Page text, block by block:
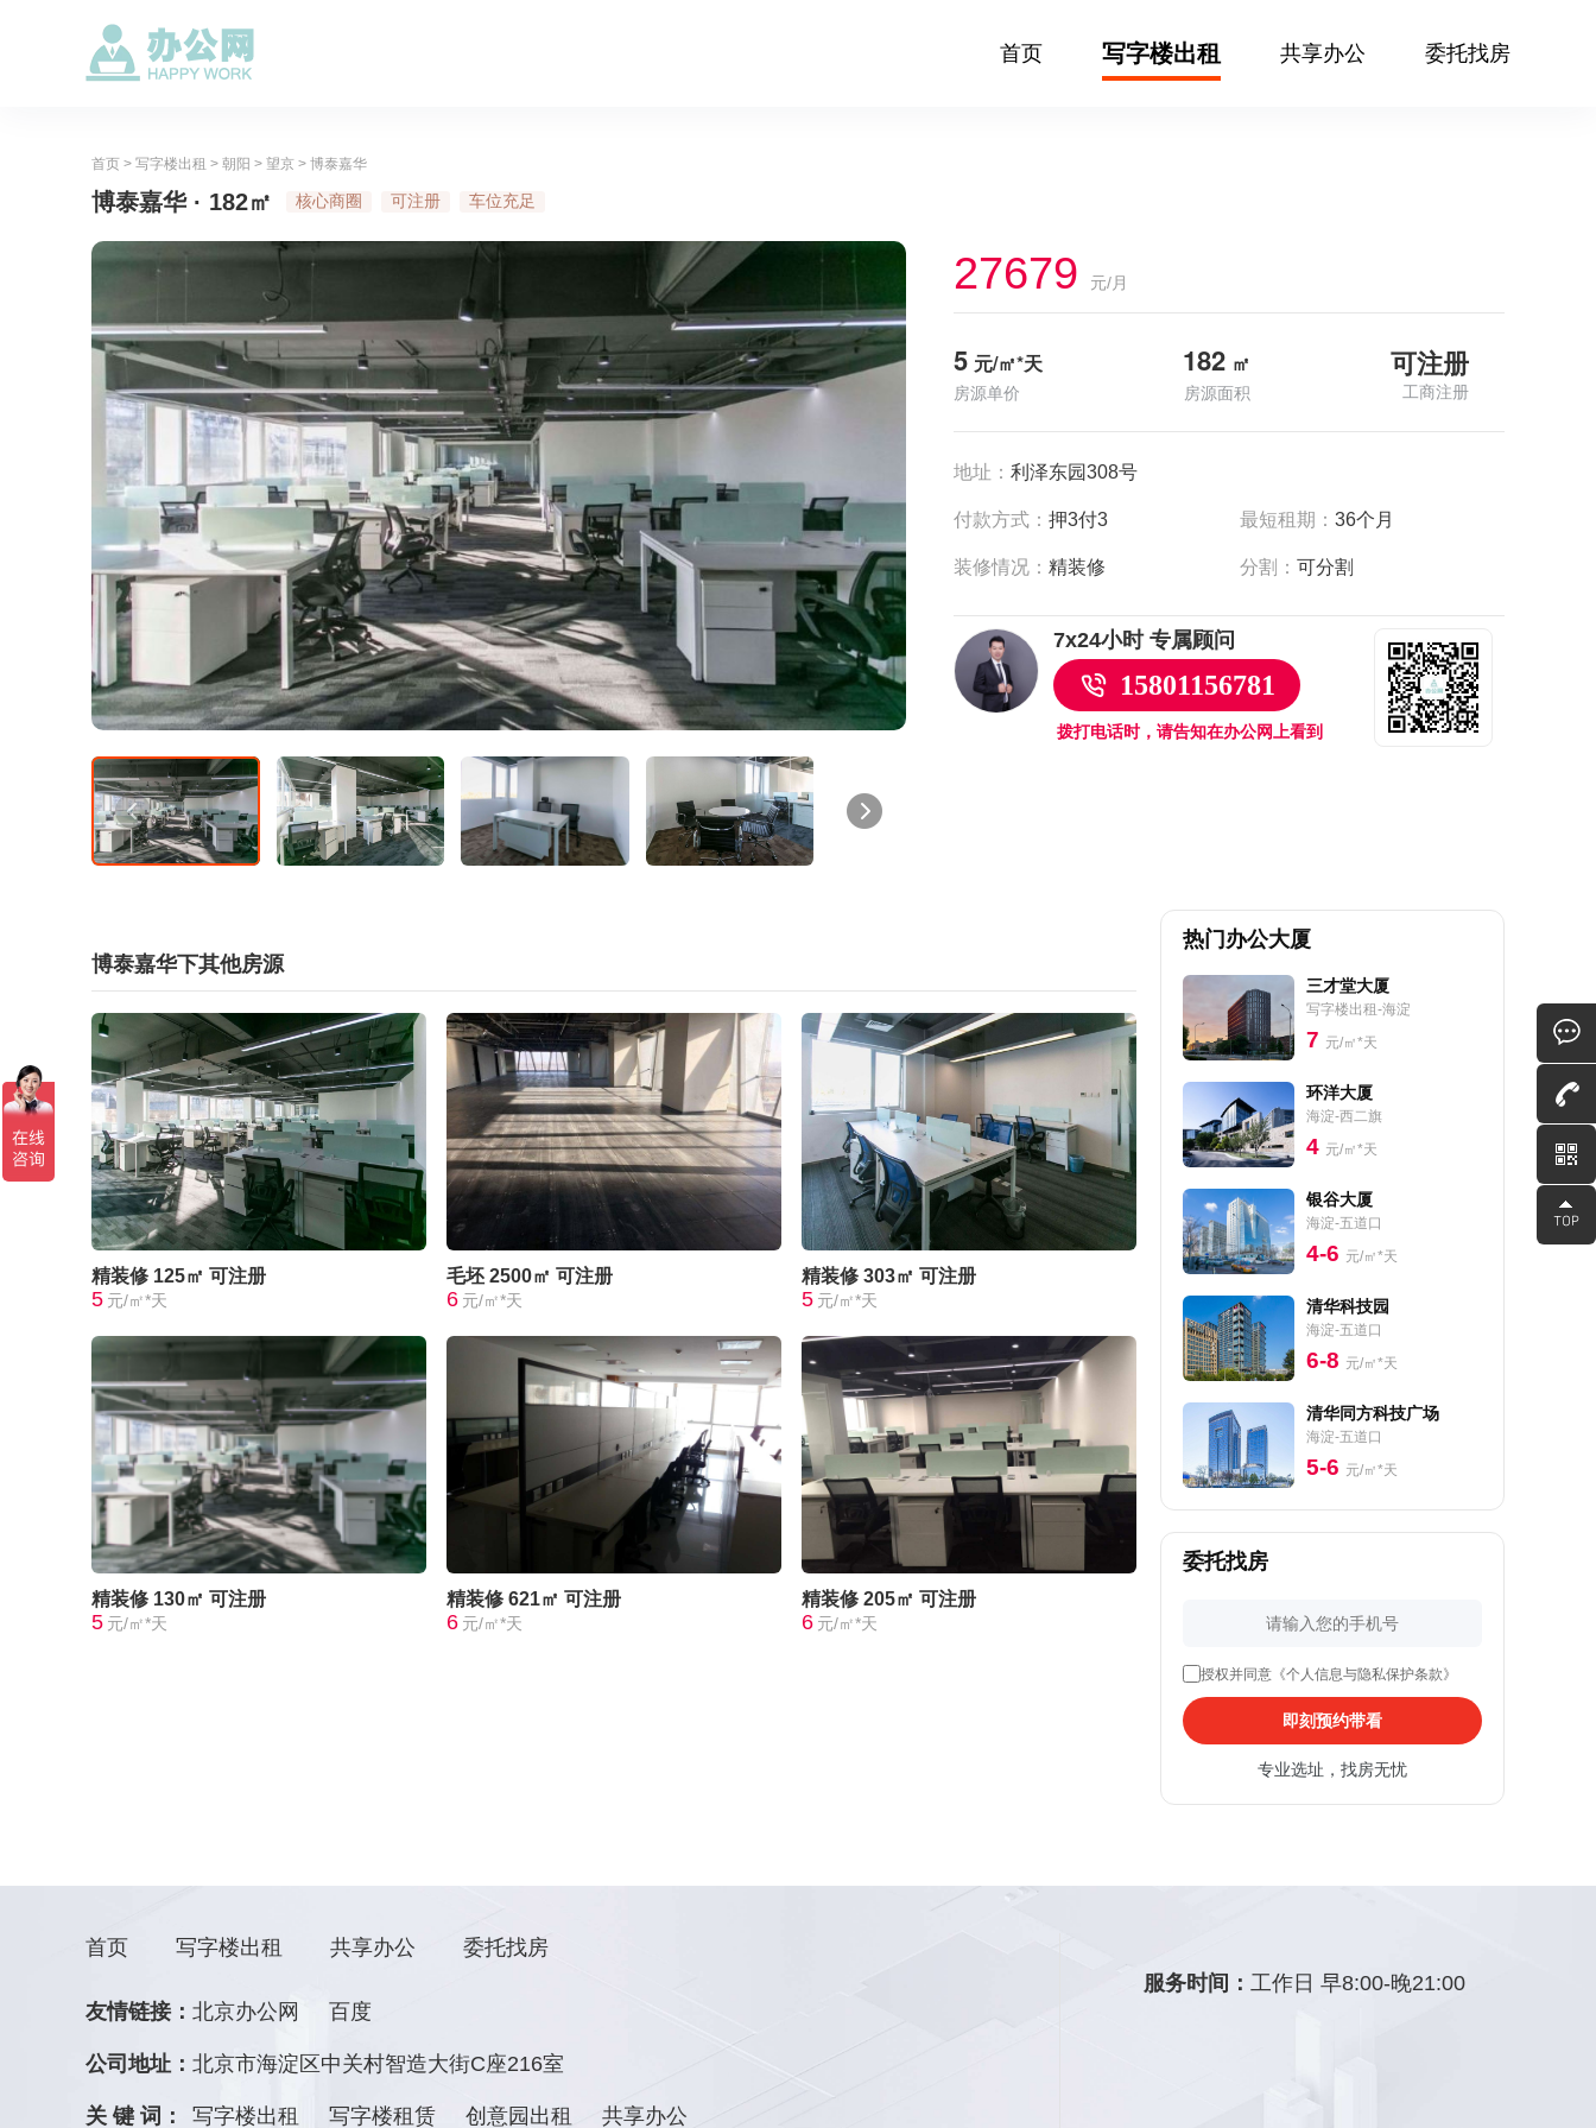
首页 写字楼出租 共享办公 委托找房
首页 > 写字楼出租 > 朝阳 > 望京 > 博泰嘉华
博泰嘉华 · 182㎡ 核心商圈 可注册 车位充足
27679 元/月
5 元/㎡*天
房源单价
182 ㎡
房源面积
可注册
工商注册
地址： 利泽东园308号
付款方式： 押3付3 最短租期：36个月
装修情况： 精装修 分割：可分割
7x24小时 专属顾问
15801156781
拨打电话时，请告知在办公网上看到
博泰嘉华下其他房源
精装修 125㎡ 可注册
5 元/㎡*天
毛坯 2500㎡ 可注册
6 元/㎡*天
精装修 303㎡ 可注册
5 元/㎡*天
精装修 130㎡ 可注册
5 元/㎡*天
精装修 621㎡ 可注册
6 元/㎡*天
精装修 205㎡ 可注册
6 元/㎡*天
热门办公大厦
三才堂大厦
写字楼出租-海淀
7 元/㎡*天
环洋大厦
海淀-西二旗
4 元/㎡*天
银谷大厦
海淀-五道口
4-6 元/㎡*天
清华科技园
海淀-五道口
6-8 元/㎡*天
清华同方科技广场
海淀-五道口
5-6 元/㎡*天
委托找房
授权并同意《个人信息与隐私保护条款》
即刻预约带看
专业选址，找房无忧
首页 写字楼出租 共享办公 委托找房
友情链接： 北京办公网 百度
公司地址： 北京市海淀区中关村智造大街C座216室
关 键 词： 写字楼出租 写字楼租赁 创意园出租 共享办公
服务时间：工作日 早8:00-晚21:00